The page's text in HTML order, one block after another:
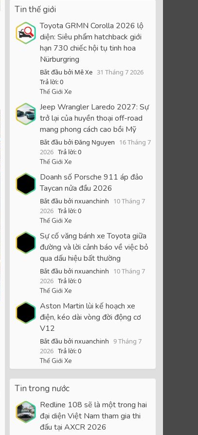
Tin thế giới
Toyota GRMN Corolla 2026 lộ
diện: Siêu phẩm hatchback giới
hạn 730 chiếc hội tụ tinh hoa
Nürburgring
Bắt đầu bởi Mê Xe 31 Tháng 7 2026
Trả lời: 0
Thế Giới Xe
Jeep Wrangler Laredo 2027: Sự
trở lại của huyền thoại off-road
mang phong cách cao bồi Mỹ
Bắt đầu bởi Đăng Nguyen
16 Tháng 7
2026 Trả lời: 0
Thế Giới Xe
Doanh số Porsche 911 áp đảo
Taycan nửa đầu 2026
Bắt đầu bởi nxuanchinh
10 Tháng 7
2026 Trả lời: 0
Thế Giới Xe
Sự cố văng bánh xe Toyota giữa
đường và lời cảnh báo về việc bỏ
qua dấu hiệu bất thường
Bắt đầu bởi nxuanchinh
10 Tháng 7
2026 Trả lời: 0
Thế Giới Xe
Aston Martin lùi kế hoạch xe
điện, kéo dài vòng đời động cơ
V12
Bắt đầu bởi nxuanchinh 9 Tháng 7
2026 Trả lời: 0
Thế Giới Xe
Tin trong nước
Redline 108 sẽ là một trong hai
đại diện Việt Nam tham gia thi
đấu tại AXCR 2026